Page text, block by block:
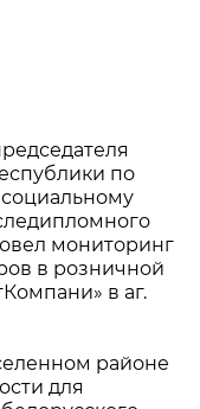
по
мониторинг
в розничной
в аг.
районе
для